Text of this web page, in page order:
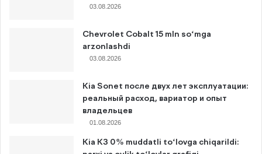
03.08.2026
Chevrolet Cobalt 15 mln so‘mga
arzonlashdi
03.08.2026
Kia Sonet после двух лет эксплуатации:
реальный расход, вариатор и опыт
владельцев
01.08.2026
Kia K3 0% muddatli to‘lovga chiqarildi: